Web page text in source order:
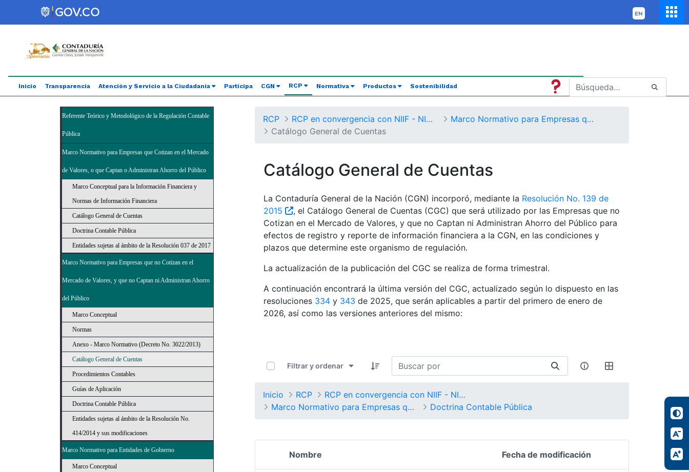
Saltar al contenido principal
Abrir menú de accesibilidad
Inicio Transparencia Atención y Servicio a la Ciudadanía Participa CGN RCP (current)
Normativa Productos Sostenibilidad
Referente Teórico y Metodológico de la Regulación Contable
Pública
Marco Normativo para Empresas que Cotizan en el Mercado
de Valores, o que Captan o Administran Ahorro del Público
Marco Conceptual para la Información Financiera y
Normas de Información Financiera
Catálogo General de Cuentas
Doctrina Contable Pública
Entidades sujetas al ámbito de la Resolución 037 de 2017
Marco Normativo para Empresas que no Cotizan en el
Mercado de Valores, y que no Captan ni Administran Ahorro
del Público
Marco Conceptual
Normas
Anexo - Marco Normativo (Decreto No. 3022/2013)
Catálogo General de Cuentas
Procedimientos Contables
Guías de Aplicación
Doctrina Contable Pública
Entidades sujetas al ámbito de la Resolución No.
414/2014 y sus modificaciones
Marco Normativo para Entidades de Gobierno
Marco Conceptual
RCP RCP en convergencia con NIIF - NICSP
Marco Normativo para Empresas que no Cotizan en el Mercado de Valores, y que no Captan ni Administran Ahorro del Público
Catálogo General de Cuentas
Catálogo General de Cuentas
La Contaduría General de la Nación (CGN) incorporó, mediante la Resolución No. 139 de
2015
, el Catálogo General de Cuentas (CGC) que será utilizado por las Empresas que no
Cotizan en el Mercado de Valores, y que no Captan ni Administran Ahorro del Público para
efectos de registro y reporte de información financiera a la CGN, en las condiciones y
plazos que determine este organismo de regulación.
La actualización de la publicación del CGC se realiza de forma trimestral.
A continuación encontrará la última versión del CGC, actualizado según lo dispuesto en las
resoluciones 334 y 343 de 2025, que serán aplicables a partir del primero de enero de
2026, así como las versiones anteriores del mismo:
Filtrar y ordenar
Inicio RCP
RCP en convergencia con NIIF - NICSP
Marco Normativo para Empresas que no Cotizan en el Mercado de Valores, y que no Captan ni Administran Ahorro del Público
Doctrina Contable Pública
Selección del elemento
Nombre Fecha de modificación
Acciones del